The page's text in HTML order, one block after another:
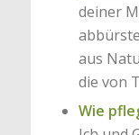
deiner
aus
die von
Wie